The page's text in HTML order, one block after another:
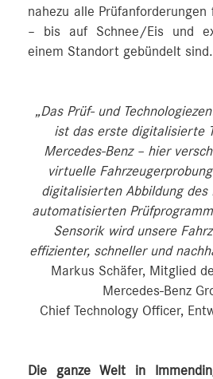
nahezu alle Prüfanforderungen
– bis auf Schnee/Eis und
einem Standort gebündelt sind.
„Das Prüf- und
ist das erste digitalisierte
Mercedes‑Benz – hier
virtuelle
digitalisierten Abbildung des
automatisierten
Sensorik wird unsere
effizienter, schneller und
Markus Schäfer, Mitglied
Mercedes-Benz
Chief Technology Officer,
Die ganze Welt in